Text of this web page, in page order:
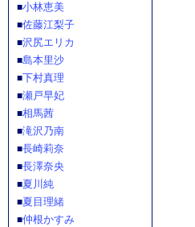
■小林恵美
■佐藤江梨子
■沢尻エリカ
■島本里沙
■下村真理
■瀬戸早妃
■相馬茜
■滝沢乃南
■長崎莉奈
■長澤奈央
■夏川純
■夏目理緒
■仲根かすみ